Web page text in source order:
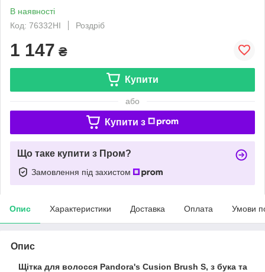
В наявності
Код: 76332HI
Роздріб
1 147 ₴
Купити
або
Купити з
Що таке купити з Пром?
Замовлення під захистом
Опис Характеристики Доставка Оплата Умови
Опис
Щітка для волосся Pandora's Cusion Brush S, з бука та